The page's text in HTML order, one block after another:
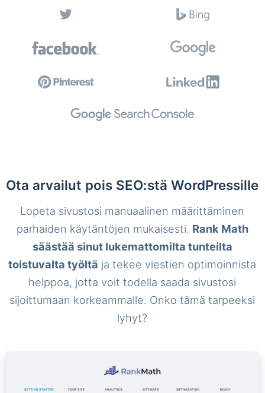
Ota arvailut pois SEO:stä WordPressille
Lopeta sivustosi manuaalinen määrittäminen
parhaiden käytäntöjen mukaisesti. Rank Math
säästää sinut lukemattomilta tunteilta
toistuvalta työltä ja tekee viestien optimoinnista
helppoa, jotta voit todella saada sivustosi
sijoittumaan korkeammalle. Onko tämä tarpeeksi
lyhyt?